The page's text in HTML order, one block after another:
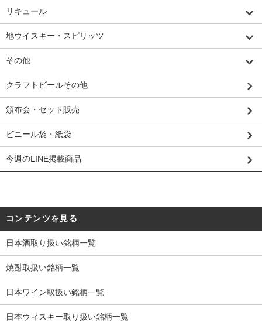
リキュール
地ウイスキー・スピリッツ
その他
クラフトビールその他
頒布会・セット販売
ビニール袋・紙袋
今週のLINE掲載商品
コンテンツを見る
日本酒取り扱い銘柄一覧
焼酎取扱い銘柄一覧
日本ワイン取扱い銘柄一覧
日本ウィスキー取り扱い銘柄一覧